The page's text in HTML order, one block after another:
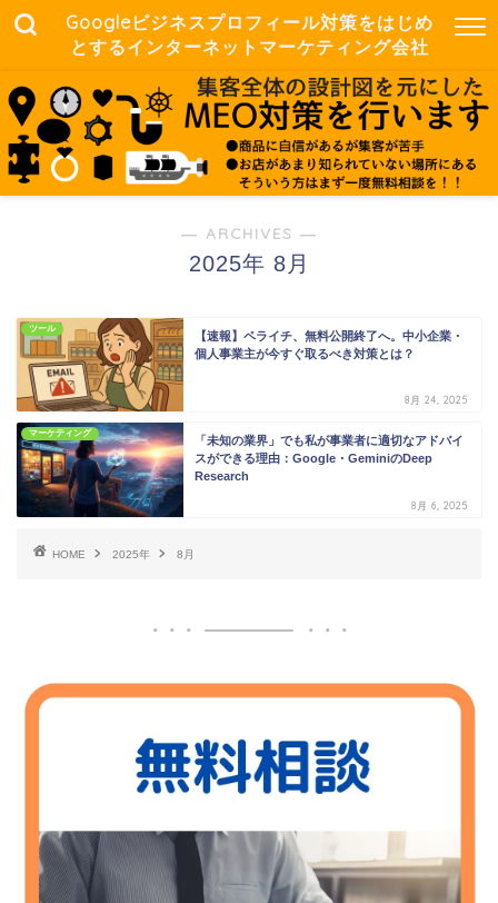
Googleビジネスプロフィール対策をはじめ
とするインターネットマーケティング会社
― ARCHIVES ―
2025年 8月
ツール
【速報】ペライチ、無料公開終了へ。中小企業・
個人事業主が今すぐ取るべき対策とは？
8月 24, 2025
マーケティング
「未知の業界」でも私が事業者に適切なアドバイ
スができる理由：Google・GeminiのDeep
Research
8月 6, 2025
HOME 2025年 8月